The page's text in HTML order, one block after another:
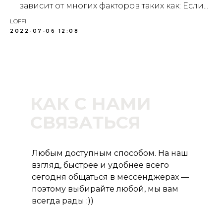
зависит от многих факторов таких как: Если...
LOFFI
2022-07-06 12:08
Любым доступным способом. На наш
взгляд, быстрее и удобнее всего
сегодня общаться в мессенджерах —
поэтому выбирайте любой, мы вам
всегда рады :))
КАК С НАМИ
СВЯЗАТЬСЯ